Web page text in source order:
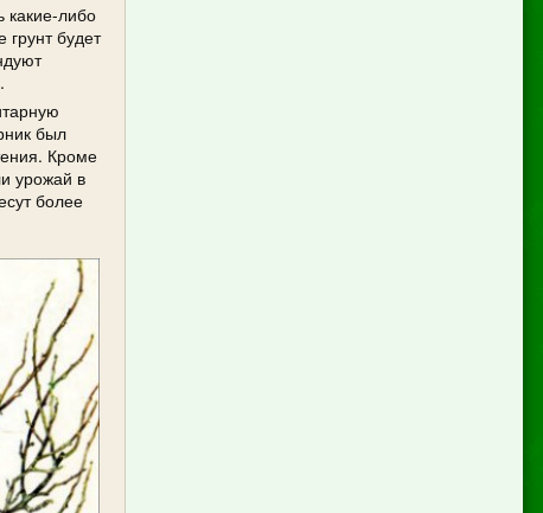
какие-либо
будет
был
Кроме
урожай в
более